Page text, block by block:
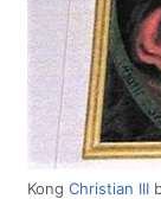
Kong Christian III